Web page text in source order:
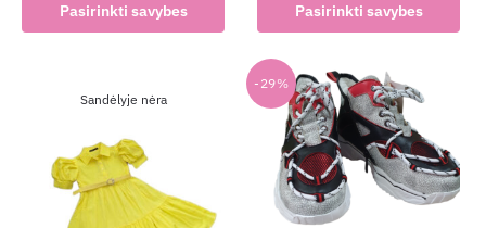
32,00 €.25,00 €.
Pasirinkti savybes
product
variants.
chosen
Pasirinkti savybes
product
has
multiple
variants.
The
options
may
Sandėlyje nėra
-29%